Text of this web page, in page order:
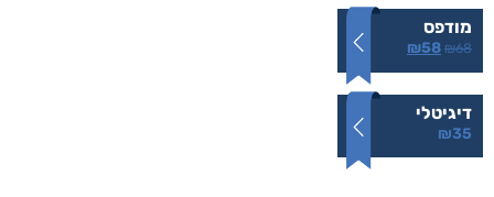
מודפס
₪68
₪58
דיגיטלי
₪35